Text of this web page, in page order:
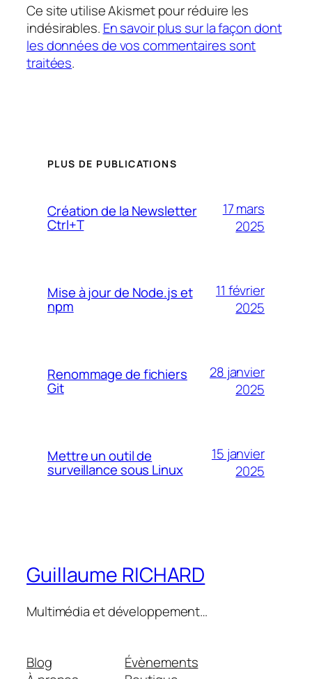
Ce site utilise Akismet pour réduire les
indésirables. En savoir plus sur la façon dont
les données de vos commentaires sont
traitées.
PLUS DE PUBLICATIONS
Création de la Newsletter
Ctrl+T
17 mars
2025
Mise à jour de Node.js et
npm
11 février
2025
Renommage de fichiers
Git
28 janvier
2025
Mettre un outil de
surveillance sous Linux
15 janvier
2025
Guillaume RICHARD
Multimédia et développement…
Blog
Évènements